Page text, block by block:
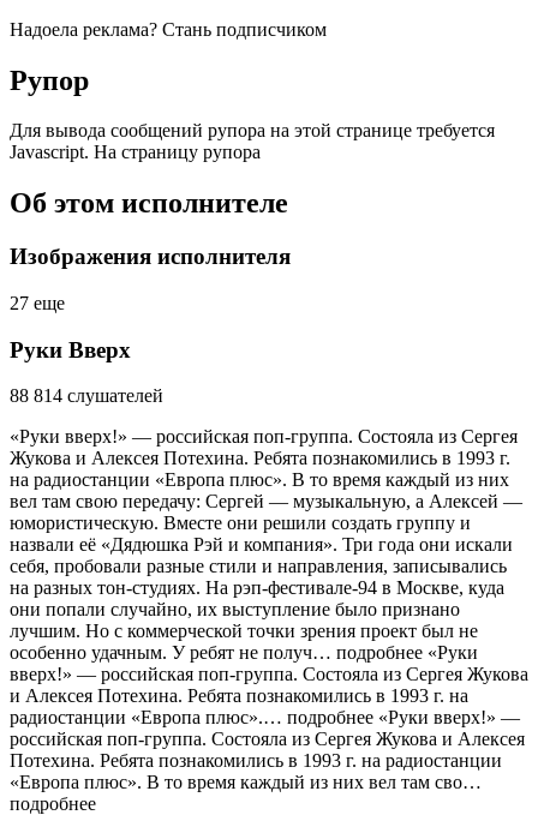
Надоела реклама? Стань подписчиком
Рупор
Для вывода сообщений рупора на этой странице требуется
Javascript. На страницу рупора
Об этом исполнителе
Изображения исполнителя
27 еще
Руки Вверх
88 814 слушателей
«Руки вверх!» — российская поп-группа. Состояла из Сергея
Жукова и Алексея Потехина. Ребята познакомились в 1993 г.
на радиостанции «Европа плюс». В то время каждый из них
вел там свою передачу: Сергей — музыкальную, а Алексей —
юмористическую. Вместе они решили создать группу и
назвали её «Дядюшка Рэй и компания». Три года они искали
себя, пробовали разные стили и направления, записывались
на разных тон-студиях. На рэп-фестивале-94 в Москве, куда
они попали случайно, их выступление было признано
лучшим. Но с коммерческой точки зрения проект был не
особенно удачным. У ребят не получ… подробнее «Руки
вверх!» — российская поп-группа. Состояла из Сергея Жукова
и Алексея Потехина. Ребята познакомились в 1993 г. на
радиостанции «Европа плюс».… подробнее «Руки вверх!» —
российская поп-группа. Состояла из Сергея Жукова и Алексея
Потехина. Ребята познакомились в 1993 г. на радиостанции
«Европа плюс». В то время каждый из них вел там сво…
подробнее